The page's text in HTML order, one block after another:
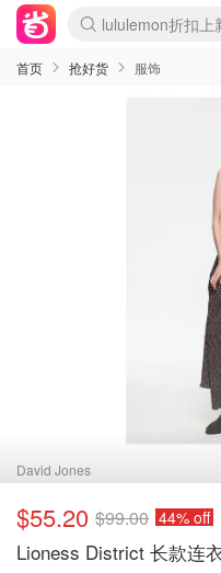
lululemon折扣上新
Sasa美妆护肤3.5
SSENSE年中3折
FreshBeauty好价
Cettire降价+叠9折
Farfetch折上8折
WWS Coles超市
viagogo二手票捡漏
Myer清仓1折起
The Outnet奢牌1
David Jones 3折起
Flannels大牌1折
Perfumes Club护
AMIRO返校季6.2
Oweek抽奖送
Amazon折扣汇总
eToro入金$200送
Amazon数码好物
ICONIC本周7.5折
ThedoubleF高奢
Moose Knuckles
丝芙兰5折起
EUFY官网3.7折起
Selenichast首饰2
Trip机票酒店促销
YSL送5件彩妆礼
Amazon家居好物
BIGBANG巡演开票
David Jones时尚3
Amazon美妆护肤
雅漾大喷$8
过敏原检测盒$33
伊索独家赠50ml
科颜氏清仓3折
SEALIFE海洋馆
丝塔芙大白罐$16
订阅Newsletter送
Cult Beauty 6.8折
Harrods圣诞日历
LN-CC奢牌私促3
d'Alba空姐喷雾$16
EVE LOM套装逆
Bernardelli独家4折
Adore Beauty 6折
CT圣诞日历
Mytheresa奢品
Luxury Escapes 9
Currentbody美容
MOON Garden
ALLSAINTS美衣3
Roborock扫地机
Tingo Life水杯$24
Valentino官网5折
CR洗发护发6.3折
首页 抢好货 服饰
David Jones
$55.20 $99.00 44% off
Lioness District 长款